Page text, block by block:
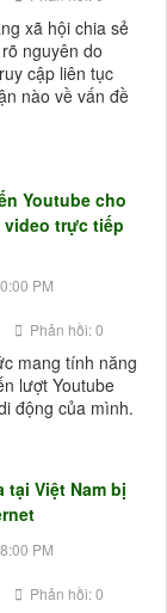
xã hội chia sẻ
nguyên do
cập liên tục
nào về vấn đề
Youtube cho
trực tiếp
PM
Phản hồi: 0
mang tính năng
lượt Youtube
động của mình.
tại Việt Nam bị
PM
Phản hồi: 0